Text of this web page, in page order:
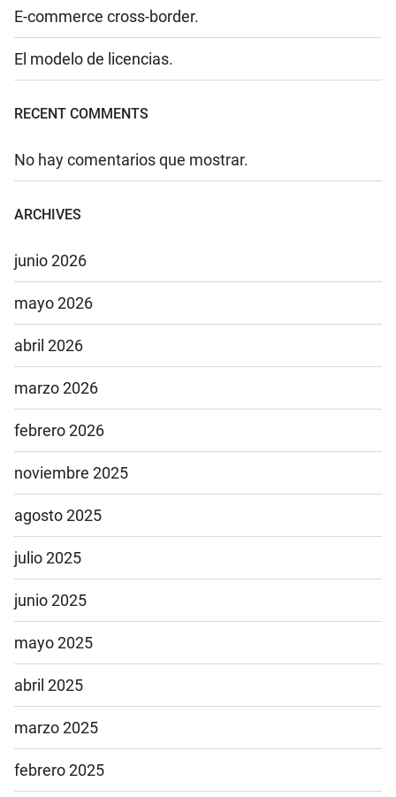
E-commerce cross-border.
El modelo de licencias.
RECENT COMMENTS
No hay comentarios que mostrar.
ARCHIVES
junio 2026
mayo 2026
abril 2026
marzo 2026
febrero 2026
noviembre 2025
agosto 2025
julio 2025
junio 2025
mayo 2025
abril 2025
marzo 2025
febrero 2025